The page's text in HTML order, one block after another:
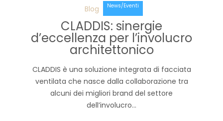
Blog News/Eventi
CLADDIS: sinergie
d’eccellenza per l’involucro
architettonico
CLADDIS è una soluzione integrata di facciata
ventilata che nasce dalla collaborazione tra
alcuni dei migliori brand del settore
dell’involucro...